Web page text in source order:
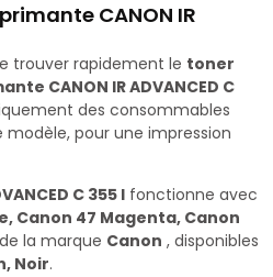
CANON IR
trouver rapidement le toner
CANON IR ADVANCED C
des consommables
pour une impression
C 355 I fonctionne avec
Canon 47 Magenta, Canon
la marque Canon , disponibles
Noir.